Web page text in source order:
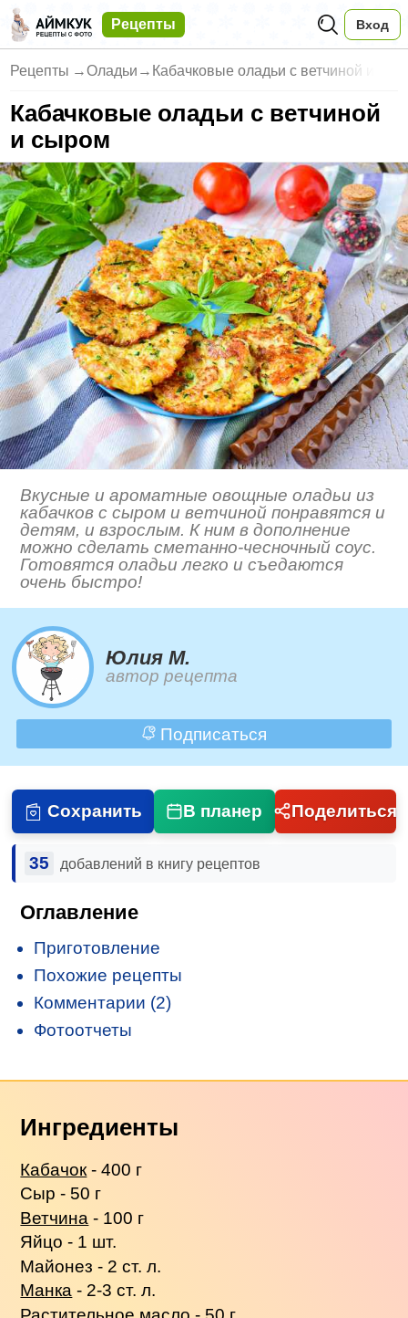
Рецепты Вход
Рецепты →Оладьи → Кабачковые оладьи с ветчиной и
Кабачковые оладьи с ветчиной
и сыром
Вкусные и ароматные овощные оладьи из
кабачков с сыром и ветчиной понравятся и
детям, и взрослым. К ним в дополнение
можно сделать сметанно-чесночный соус.
Готовятся оладьи легко и съедаются
очень быстро!
Юлия М.
автор рецепта
Подписаться
Сохранить В планер Поделиться
35 добавлений в книгу рецептов
Оглавление
Приготовление
Похожие рецепты
Комментарии (2)
Фотоотчеты
Ингредиенты
Кабачок - 400 г
Сыр - 50 г
Ветчина - 100 г
Яйцо - 1 шт.
Майонез - 2 ст. л.
Манка - 2-3 ст. л.